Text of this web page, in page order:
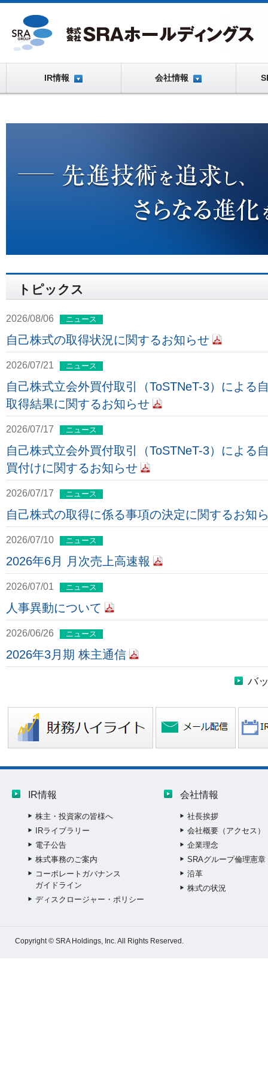
IR情報 会社情報
トピックス
2026/08/06 ニュース
自己株式の取得状況に関するお知らせ
2026/07/21 ニュース
自己株式立会外買付取引（ToSTNeT-3）による
取得結果に関するお知らせ
2026/07/17 ニュース
自己株式立会外買付取引（ToSTNeT-3）による
買付けに関するお知らせ
2026/07/17 ニュース
自己株式の取得に係る事項の決定に関するお知
2026/07/10 ニュース
2026年6月 月次売上高速報
2026/07/01 ニュース
人事異動について
2026/06/26 ニュース
2026年3月期 株主通信
バ
IR情報
株主・投資家の皆様へ
IRライブラリー
電子公告
株式事務のご案内
コーポレートガバナンス
ガイドライン
ディスクロージャー・ポリシー
会社情報
社長挨拶
会社概要（アクセス）
企業理念
SRAグループ倫理憲章
沿革
株式の状況
Copyright © SRA Holdings, Inc. All Rights Reserved.